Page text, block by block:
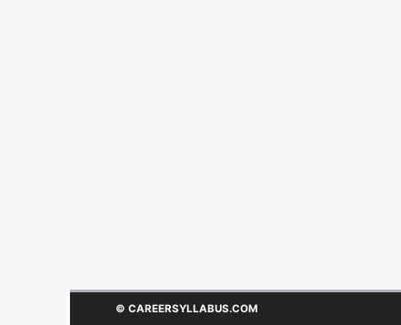
© CAREERSYLLABUS.COM